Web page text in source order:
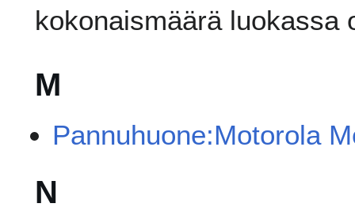
kokonaismäärä luokassa
M
Pannuhuone:Motorola
N